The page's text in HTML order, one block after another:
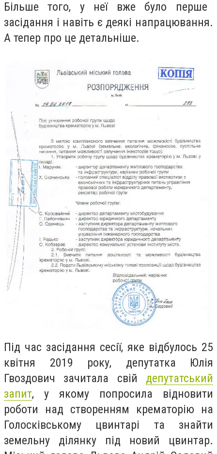
Більше того, у неї вже було перше
засідання і навіть є деякі напрацювання.
А тепер про це детальніше.
Під час засідання сесії, яке відбулось 25
квітня 2019 року, депутатка Юлія
Гвоздович зачитала свій депутатський
запит, у якому попросила відновити
роботи над створенням крематорію на
Голосківському цвинтарі та знайти
земельну ділянку під новий цвинтар.